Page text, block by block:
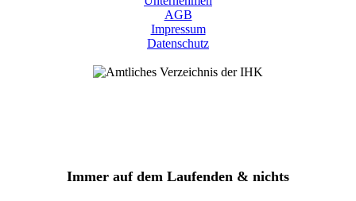
AGB
Impressum
Datenschutz
Immer auf dem Laufenden & nichts